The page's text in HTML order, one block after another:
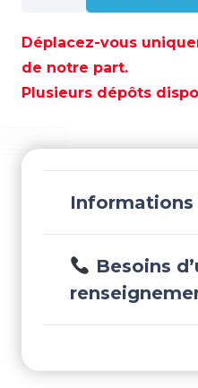
A
ONDE
MODIFIEE
WEN8106U
Déplacez-vous
de notre part.
Plusieurs dépôts
Besoins